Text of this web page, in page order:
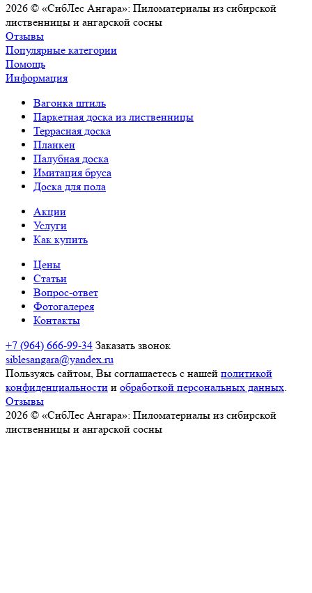
2026 © «СибЛес Ангара»: Пиломатериалы из сибирской
лиственницы и ангарской сосны
Отзывы
Популярные категории
Помощь
Информация
Вагонка штиль
Паркетная доска из лиственницы
Террасная доска
Планкен
Палубная доска
Имитация бруса
Доска для пола
Акции
Услуги
Как купить
Цены
Статьи
Вопрос-ответ
Фотогалерея
Контакты
+7 (964) 666-99-34 Заказать звонок
siblesangara@yandex.ru
Пользуясь сайтом, Вы соглашаетесь с нашей политикой
конфиденциальности и обработкой персональных данных.
Отзывы
2026 © «СибЛес Ангара»: Пиломатериалы из сибирской
лиственницы и ангарской сосны